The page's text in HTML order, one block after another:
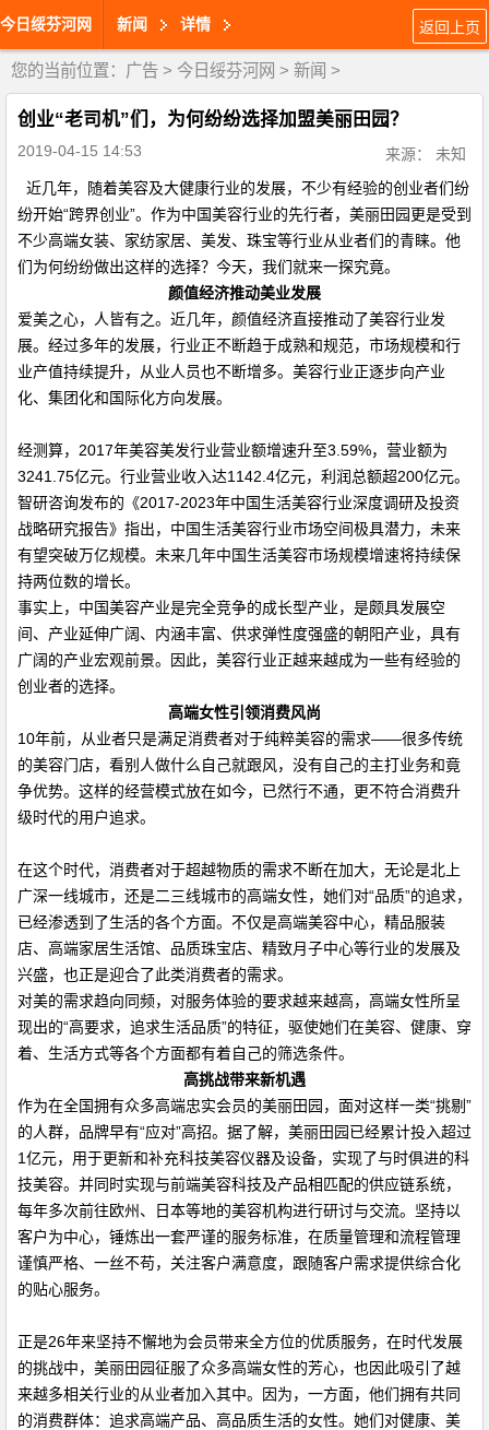
今日绥芬河网 新闻 详情 返回上页
您的当前位置： 广告 > 今日绥芬河网 > 新闻 >
创业“老司机”们，为何纷纷选择加盟美丽田园？
2019-04-15 14:53
来源： 未知
近几年，随着美容及大健康行业的发展，不少有经验的创业者们纷
纷开始“跨界创业”。作为中国美容行业的先行者，美丽田园更是受到
不少高端女装、家纺家居、美发、珠宝等行业从业者们的青睐。他
们为何纷纷做出这样的选择？今天，我们就来一探究竟。
颜值经济推动美业发展
爱美之心，人皆有之。近几年，颜值经济直接推动了美容行业发
展。经过多年的发展，行业正不断趋于成熟和规范，市场规模和行
业产值持续提升，从业人员也不断增多。美容行业正逐步向产业
化、集团化和国际化方向发展。
经测算，2017年美容美发行业营业额增速升至3.59%，营业额为
3241.75亿元。行业营业收入达1142.4亿元，利润总额超200亿元。
智研咨询发布的《2017-2023年中国生活美容行业深度调研及投资
战略研究报告》指出，中国生活美容行业市场空间极具潜力，未来
有望突破万亿规模。未来几年中国生活美容市场规模增速将持续保
持两位数的增长。
事实上，中国美容产业是完全竞争的成长型产业，是颇具发展空
间、产业延伸广阔、内涵丰富、供求弹性度强盛的朝阳产业，具有
广阔的产业宏观前景。因此，美容行业正越来越成为一些有经验的
创业者的选择。
高端女性引领消费风尚
10年前，从业者只是满足消费者对于纯粹美容的需求——很多传统
的美容门店，看别人做什么自己就跟风，没有自己的主打业务和竟
争优势。这样的经营模式放在如今，已然行不通，更不符合消费升
级时代的用户追求。
在这个时代，消费者对于超越物质的需求不断在加大，无论是北上
广深一线城市，还是二三线城市的高端女性，她们对“品质”的追求，
已经渗透到了生活的各个方面。不仅是高端美容中心，精品服装
店、高端家居生活馆、品质珠宝店、精致月子中心等行业的发展及
兴盛，也正是迎合了此类消费者的需求。
对美的需求趋向同频，对服务体验的要求越来越高，高端女性所呈
现出的“高要求，追求生活品质”的特征，驱使她们在美容、健康、穿
着、生活方式等各个方面都有着自己的筛选条件。
高挑战带来新机遇
作为在全国拥有众多高端忠实会员的美丽田园，面对这样一类“挑剔”
的人群，品牌早有“应对”高招。据了解，美丽田园已经累计投入超过
1亿元，用于更新和补充科技美容仪器及设备，实现了与时俱进的科
技美容。并同时实现与前端美容科技及产品相匹配的供应链系统，
每年多次前往欧州、日本等地的美容机构进行研讨与交流。坚持以
客户为中心，锤炼出一套严谨的服务标准，在质量管理和流程管理
谨慎严格、一丝不苟，关注客户满意度，跟随客户需求提供综合化
的贴心服务。
正是26年来坚持不懈地为会员带来全方位的优质服务，在时代发展
的挑战中，美丽田园征服了众多高端女性的芳心，也因此吸引了越
来越多相关行业的从业者加入其中。因为，一方面，他们拥有共同
的消费群体：追求高端产品、高品质生活的女性。她们对健康、美